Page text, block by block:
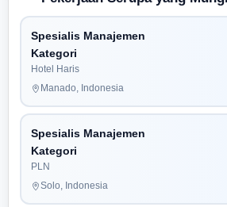
Spesialis Manajemen
Kategori
Hotel Haris
Manado, Indonesia
Spesialis Manajemen
Kategori
PLN
Solo, Indonesia